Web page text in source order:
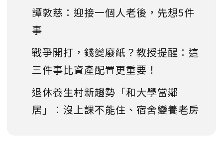
譚敦慈：迎接一個人老後，先想5件
事
戰爭開打，錢變廢紙？教授提醒：這
三件事比資產配置更重要！
退休養生村新趨勢「和大學當鄰
居」：沒上課不能住、宿舍變養老房